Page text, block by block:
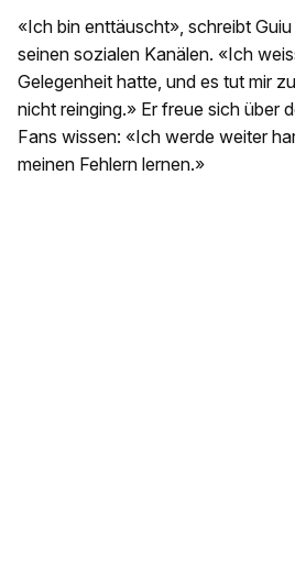
«Ich bin enttäuscht», schreibt
seinen sozialen Kanälen. «Ich
Gelegenheit hatte, und es tut mir
nicht reinging.» Er freue sich über
Fans wissen: «Ich werde weiter
meinen Fehlern lernen.»